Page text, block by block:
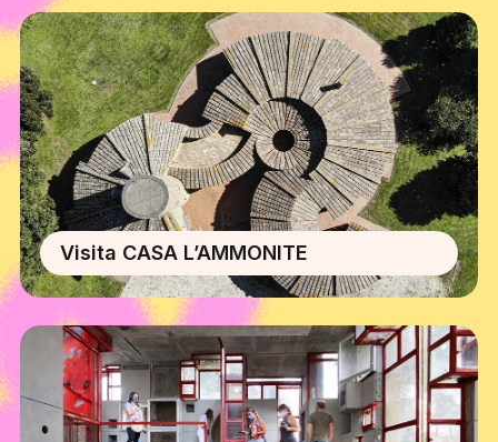
Visita CASA L’AMMONITE